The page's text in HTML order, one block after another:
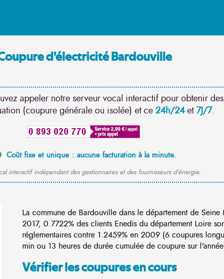
d'électricité Bardouville
appeler notre serveur vocal interactif pour obtenir
(coupure générale ou isolée) et ce 24h/24et7J/7.
Coût fixe et unique : aucune facturation à la minute.
interactif indépendant des gestionnaires et des fournisseurs d'énergie.
La commune de Bardouville dans le département de
2017, 0.7722% des clients Enedis du département Loire
réglementaires contre 1.2459% en 2009 (6 coupures
min ou 13 heures de durée cumulée de coupure sur
Vérifier les coupures en cours